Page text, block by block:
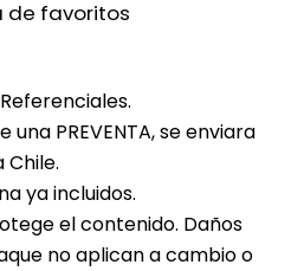
de favoritos
una PREVENTA, se enviara
Chile.
ya incluidos.
el contenido. Daños
no aplican a cambio o